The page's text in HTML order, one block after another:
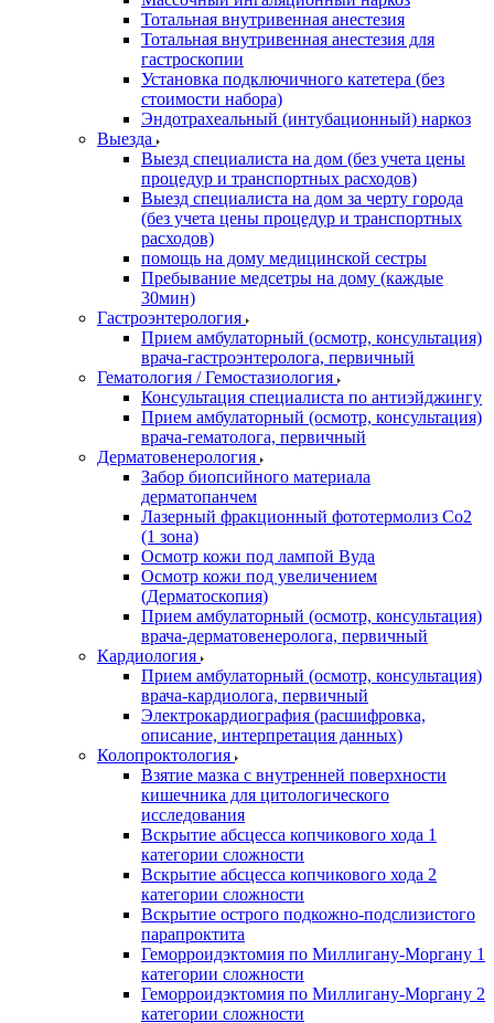
Тотальная внутривенная анестезия
Тотальная внутривенная анестезия для
гастроскопии
Установка подключичного катетера (без
стоимости набора)
Эндотрахеальный (интубационный) наркоз
Выезда
Выезд специалиста на дом (без учета цены
процедур и транспортных расходов)
Выезд специалиста на дом за черту города
(без учета цены процедур и транспортных
расходов)
помощь на дому медицинской сестры
Пребывание медсетры на дому (каждые
30мин)
Гастроэнтерология
Прием амбулаторный (осмотр, консультация)
врача-гастроэнтеролога, первичный
Гематология / Гемостазиология
Консультация специалиста по антиэйджингу
Прием амбулаторный (осмотр, консультация)
врача-гематолога, первичный
Дерматовенерология
Забор биопсийного материала
дерматопанчем
Лазерный фракционный фототермолиз Со2
(1 зона)
Осмотр кожи под лампой Вуда
Осмотр кожи под увеличением
(Дерматоскопия)
Прием амбулаторный (осмотр, консультация)
врача-дерматовенеролога, первичный
Кардиология
Прием амбулаторный (осмотр, консультация)
врача-кардиолога, первичный
Электрокардиография (расшифровка,
описание, интерпретация данных)
Колопроктология
Взятие мазка с внутренней поверхности
кишечника для цитологического
исследования
Вскрытие абсцесса копчикового хода 1
категории сложности
Вскрытие абсцесса копчикового хода 2
категории сложности
Вскрытие острого подкожно-подслизистого
парапроктита
Геморроидэктомия по Миллигану-Моргану 1
категории сложности
Геморроидэктомия по Миллигану-Моргану 2
категории сложности